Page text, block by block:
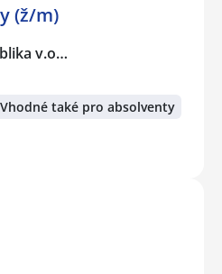
(ž/m)
v.o…
Vhodné také pro absolventy